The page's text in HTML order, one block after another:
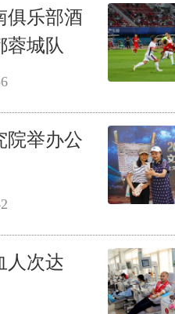
俱乐部酒
蓉城队
院举办公
人次达